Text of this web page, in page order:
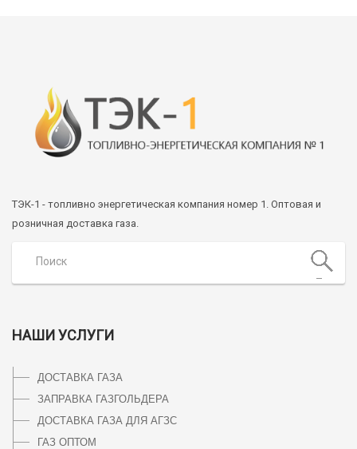
ТЭК-1 - топливно энергетическая компания номер 1. Оптовая и
розничная доставка газа.
НАШИ УСЛУГИ
ДОСТАВКА ГАЗА
ЗАПРАВКА ГАЗГОЛЬДЕРА
ДОСТАВКА ГАЗА ДЛЯ АГЗС
ГАЗ ОПТОМ